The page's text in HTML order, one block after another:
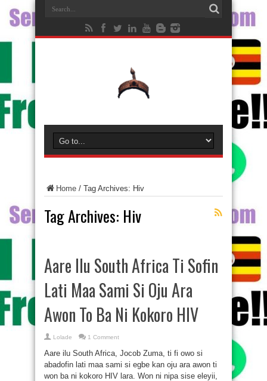
Home / Tag Archives: Hiv
Tag Archives: Hiv
Aare Ilu South Africa Ti Sofin
Lati Maa Sami Si Oju Ara
Awon To Ba Ni Kokoro HIV
Lolade 1 Comment
Aare ilu South Africa, Jocob Zuma, ti fi owo si
abadofin lati maa sami si egbe kan oju ara awon ti
won ba ni kokoro HIV lara. Won ni nipa sise eleyii,